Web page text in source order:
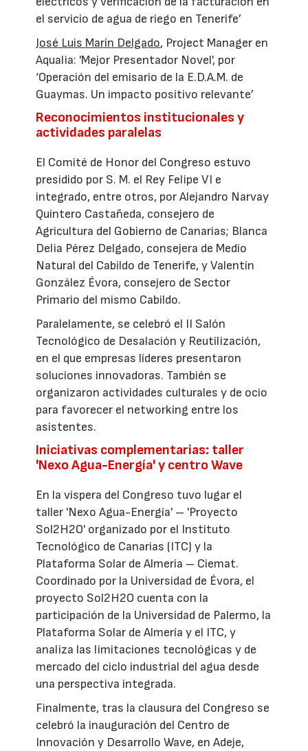
el servicio de agua de riego en Tenerife’
José Luis Marín Delgado, Project Manager en
Aqualia: 'Mejor Presentador Novel', por
‘Operación del emisario de la E.D.A.M. de
Guaymas. Un impacto positivo relevante’
Reconocimientos institucionales y
actividades paralelas
El Comité de Honor del Congreso estuvo
presidido por S. M. el Rey Felipe VI e
integrado, entre otros, por Alejandro Narvay
Quintero Castañeda, consejero de
Agricultura del Gobierno de Canarias; Blanca
Delia Pérez Delgado, consejera de Medio
Natural del Cabildo de Tenerife, y Valentín
González Évora, consejero de Sector
Primario del mismo Cabildo.
Paralelamente, se celebró el II Salón
Tecnológico de Desalación y Reutilización,
en el que empresas líderes presentaron
soluciones innovadoras. También se
organizaron actividades culturales y de ocio
para favorecer el networking entre los
asistentes.
Iniciativas complementarias: taller
'Nexo Agua-Energía' y centro Wave
En la víspera del Congreso tuvo lugar el
taller 'Nexo Agua-Energía' – 'Proyecto
Sol2H2O' organizado por el Instituto
Tecnológico de Canarias (ITC) y la
Plataforma Solar de Almería – Ciemat.
Coordinado por la Universidad de Évora, el
proyecto Sol2H2O cuenta con la
participación de la Universidad de Palermo, la
Plataforma Solar de Almería y el ITC, y
analiza las limitaciones tecnológicas y de
mercado del ciclo industrial del agua desde
una perspectiva integrada.
Finalmente, tras la clausura del Congreso se
celebró la inauguración del Centro de
Innovación y Desarrollo Wave, en Adeje,